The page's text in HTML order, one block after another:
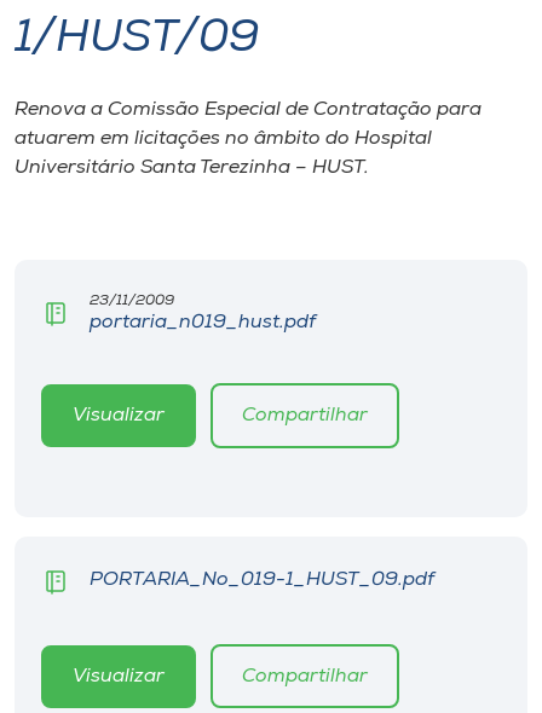
I.nova
Diplomados
Biblioteca
Editora
Store
1/HUST/09
Renova a Comissão Especial de Contratação para
atuarem em licitações no âmbito do Hospital
Universitário Santa Terezinha – HUST.
23/11/2009
portaria_n019_hust.pdf
Visualizar Compartilhar
PORTARIA_No_019-1_HUST_09.pdf
Visualizar Compartilhar